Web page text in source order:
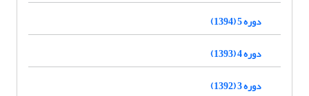
دوره 5 (1394)
دوره 4 (1393)
دوره 3 (1392)